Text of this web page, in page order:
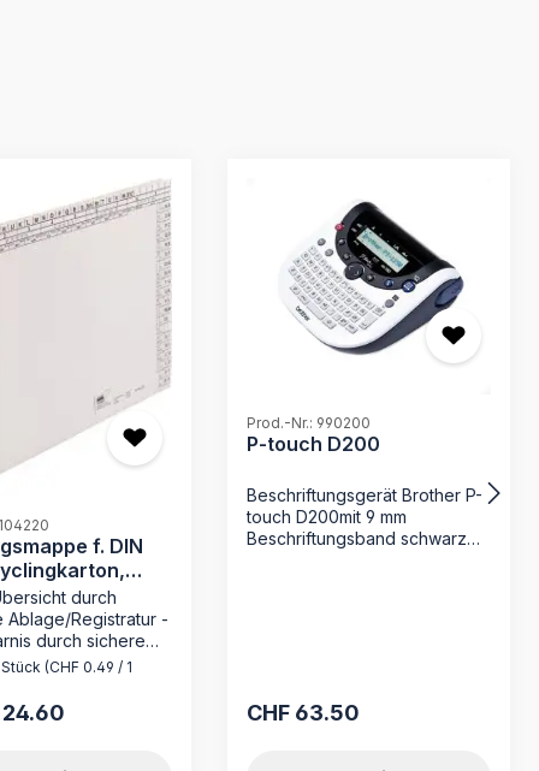
f. DIN
g/qm durch
Ablage/Registratur -
durch sichere
- ohne
wie bei Akten zum
- Made in Germany
Sie die
(CHF 0.49 / 1
Preis:
24.60
Prod.-Nr.: 990200
P-touch D200
Beschriftungsgerät Brother P-
touch D200mit 9 mm
Beschriftungsband schwarz
Regulärer Preis:
CHF 63.50